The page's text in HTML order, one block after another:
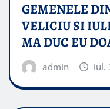
GEMENELE
VELICIU SI
MA DUC EU
admin iul.